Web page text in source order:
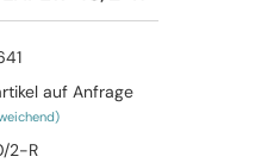
auf Anfrage
2-R